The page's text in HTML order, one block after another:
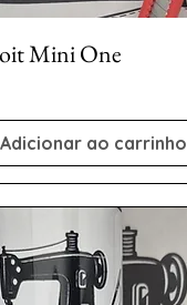
Mini One
Adicionar ao carrinho